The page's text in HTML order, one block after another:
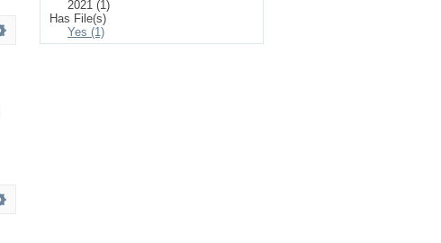
2021 (1)
Has File(s)
Yes (1)